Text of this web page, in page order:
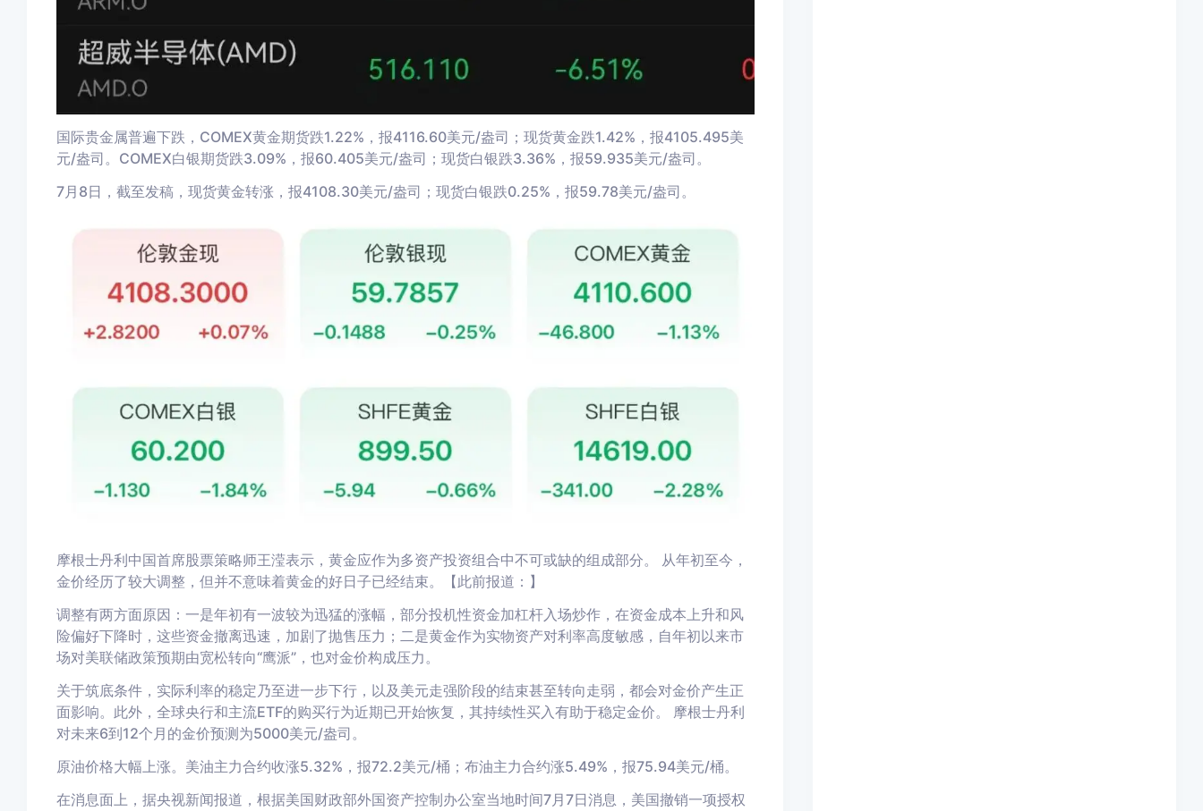
国际贵金属普遍下跌 ，COMEX黄金期货跌1.22%，报4116.60美元/盎司；现货黄金跌1.42%，报4105.495美
元/盎司。COMEX白银期货跌3.09%，报60.405美元/盎司；现货白银跌3.36%，报59.935美元/盎司。
7月8日，截至发稿，现货黄金转涨，报4108.30美元/盎司；现货白银跌0.25%，报59.78美元/盎司。
摩根士丹利中国首席股票策略师王滢表示，黄金应作为多资产投资组合中不可或缺的组成部分。 从年初至今，
金价经历了较大调整，但并不意味着黄金的好日子已经结束。【此前报道： 】
调整有两方面原因： 一是年初有一波较为迅猛的涨幅，部分投机性资金加杠杆入场炒作，在资金成本上升和风
险偏好下降时，这些资金撤离迅速，加剧了抛售压力；二是黄金作为实物资产对利率高度敏感，自年初以来市
场对美联储政策预期由宽松转向“鹰派”，也对金价构成压力。
关于筑底条件，实际利率的稳定乃至进一步下行，以及美元走强阶段的结束甚至转向走弱，都会对金价产生正
面影响。此外，全球央行和主流ETF的购买行为近期已开始恢复，其持续性买入有助于稳定金价。 摩根士丹利
对未来6到12个月的金价预测为5000美元/盎司。
原油价格大幅上涨。 美油主力合约收涨5.32%，报72.2美元/桶；布油主力合约涨5.49%，报75.94美元/桶。
在消息面上，据央视新闻报道，根据美国财政部外国资产控制办公室当地时间7月7日消息，美国撤销一项授权